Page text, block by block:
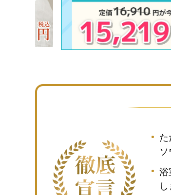
た
ソ
浴
し